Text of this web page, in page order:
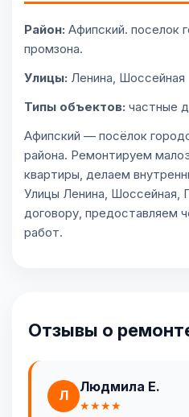
Район: Афипский. поселок
промзона.
Улицы: Ленина, Шоссейная
Типы объектов: частные
Афипский — посёлок
района. Ремонтируем
квартиры, делаем
Улицы Ленина, Шоссейная,
договору, предоставляем
работ.
Отзывы о
Л
Людмила Е.
★★★★